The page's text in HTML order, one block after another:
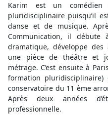
Karim est un
pluridisciplinaire puisqu’il
danse et de musique.
Communication, il débute
dramatique, développe
une pièce de théâtre et
métrage. C’est ensuite à
formation
conservatoire du 11 ème
Après deux années
professionnelle.